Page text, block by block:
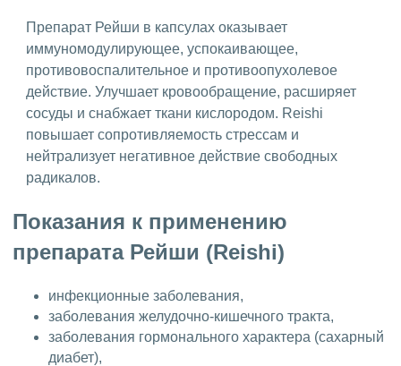
Препарат Рейши в капсулах оказывает
иммуномодулирующее, успокаивающее,
противовоспалительное и противоопухолевое
действие. Улучшает кровообращение, расширяет
сосуды и снабжает ткани кислородом. Reishi
повышает сопротивляемость стрессам и
нейтрализует негативное действие свободных
радикалов.
Показания к применению
препарата Рейши (Reishi)
инфекционные заболевания,
заболевания желудочно-кишечного тракта,
заболевания гормонального характера (сахарный
диабет),